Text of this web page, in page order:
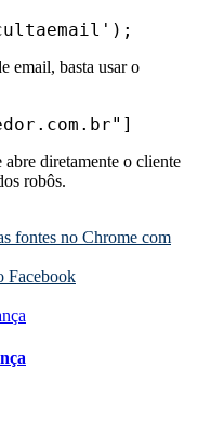
email, basta usar o
diretamente o cliente
robôs.
fontes no Chrome com
Facebook